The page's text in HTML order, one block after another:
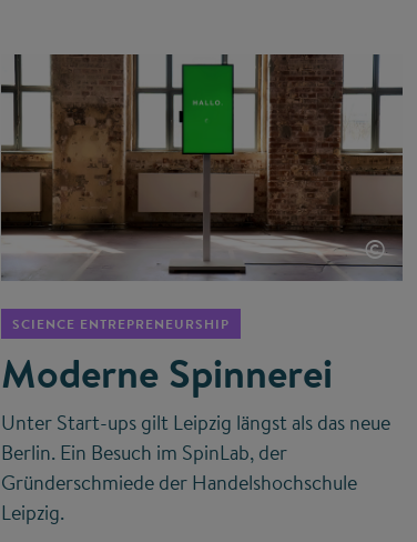
©
SCIENCE ENTREPRENEURSHIP
Moderne Spinnerei
Unter Start-ups gilt Leipzig längst als das neue
Berlin. Ein Besuch im SpinLab, der
Gründerschmiede der Handelshochschule
Leipzig.